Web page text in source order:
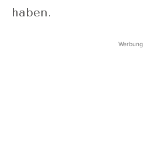
haben.
Werbung